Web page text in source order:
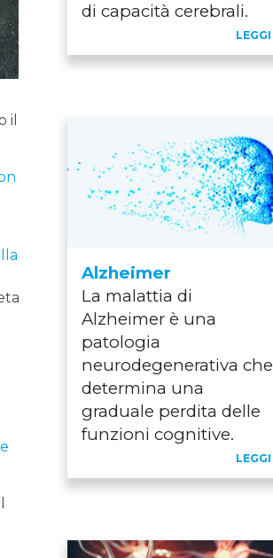
il
di capacità cerebrali.
LEGGI
Alzheimer
La malattia di
Alzheimer è una
patologia
neurodegenerativa che
determina una
graduale perdita delle
funzioni cognitive.
LEGGI